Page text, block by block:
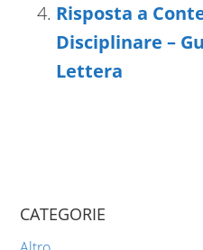
Risposta a
Disciplinare –
Lettera
CATEGORIE